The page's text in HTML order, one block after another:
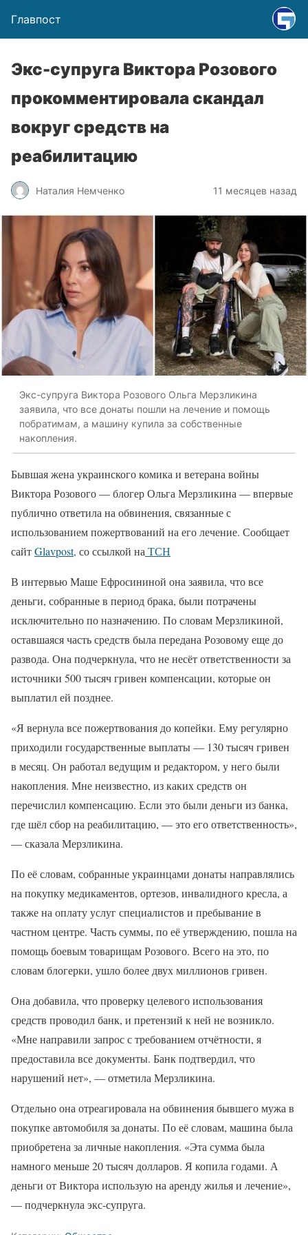
Главпост
Экс-супруга Виктора Розового
прокомментировала скандал
вокруг средств на
реабилитацию
Наталия Немченко 11 месяцев назад
Экс-супруга Виктора Розового Ольга Мерзликина
заявила, что все донаты пошли на лечение и помощь
побратимам, а машину купила за собственные
накопления.
Бывшая жена украинского комика и ветерана войны
Виктора Розового — блогер Ольга Мерзликина — впервые
публично ответила на обвинения, связанные с
использованием пожертвований на его лечение. Сообщает
сайтGlavpost, со ссылкой на ТСН
В интервью Маше Ефросининой она заявила, что все
деньги, собранные в период брака, были потрачены
исключительно по назначению. По словам Мерзликиной,
оставшаяся часть средств была передана Розовому еще до
развода. Она подчеркнула, что не несёт ответственности за
источники 500 тысяч гривен компенсации, которые он
выплатил ей позднее.
«Я вернула все пожертвования до копейки. Ему регулярно
приходили государственные выплаты — 130 тысяч гривен
в месяц. Он работал ведущим и редактором, у него были
накопления. Мне неизвестно, из каких средств он
перечислил компенсацию. Если это были деньги из банка,
где шёл сбор на реабилитацию, — это его ответственность»,
— сказала Мерзликина.
По её словам, собранные украинцами донаты направлялись
на покупку медикаментов, ортезов, инвалидного кресла, а
также на оплату услуг специалистов и пребывание в
частном центре. Часть суммы, по её утверждению, пошла на
помощь боевым товарищам Розового. Всего на это, по
словам блогерки, ушло более двух миллионов гривен.
Она добавила, что проверку целевого использования
средств проводил банк, и претензий к ней не возникло.
«Мне направили запрос с требованием отчётности, я
предоставила все документы. Банк подтвердил, что
нарушений нет», — отметила Мерзликина.
Отдельно она отреагировала на обвинения бывшего мужа в
покупке автомобиля за донаты. По её словам, машина была
приобретена за личные накопления. «Эта сумма была
намного меньше 20 тысяч долларов. Я копила годами. А
деньги от Виктора использую на аренду жилья и лечение»,
— подчеркнула экс-супруга.